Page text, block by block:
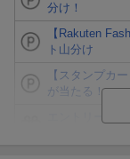
分け！
【Rakuten
ト山分け
【スタンプカ
が当たる！